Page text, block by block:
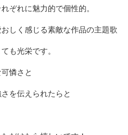
ぞれに魅力的で個性的。
しく感じる素敵な作品の主題歌
も光栄です。
憐さと
を伝えられたらと